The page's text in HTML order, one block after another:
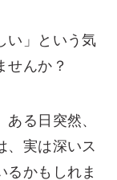
い」という気
せんか？
る日突然、
、実は深いス
るかもしれま